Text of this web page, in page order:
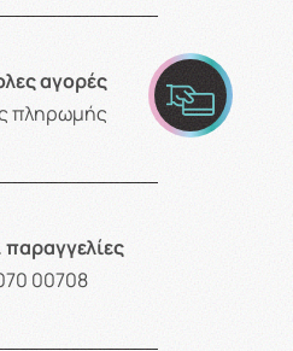
αγορές
πληρωμής
00708